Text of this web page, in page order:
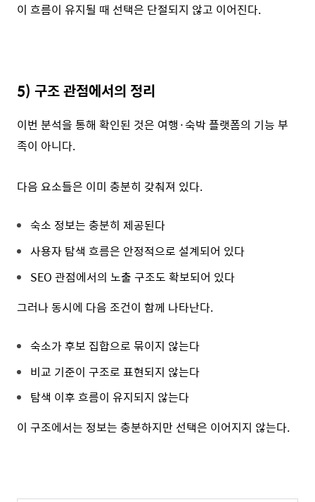
이 흐름이 유지될 때 선택은 단절되지 않고 이어진다.
5) 구조 관점에서의 정리
이번 분석을 통해 확인된 것은 여행·숙박 플랫폼의 기능 부
족이 아니다.
다음 요소들은 이미 충분히 갖춰져 있다.
숙소 정보는 충분히 제공된다
사용자 탐색 흐름은 안정적으로 설계되어 있다
SEO 관점에서의 노출 구조도 확보되어 있다
그러나 동시에 다음 조건이 함께 나타난다.
숙소가 후보 집합으로 묶이지 않는다
비교 기준이 구조로 표현되지 않는다
탐색 이후 흐름이 유지되지 않는다
이 구조에서는 정보는 충분하지만 선택은 이어지지 않는다.